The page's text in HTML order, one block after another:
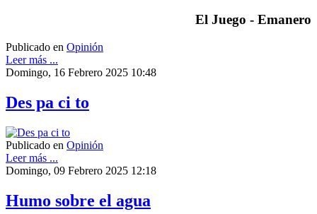
El Juego - Emanero
Publicado en Opinión
Leer más ...
Domingo, 16 Febrero 2025 10:48
Des pa ci to
Publicado en Opinión
Leer más ...
Domingo, 09 Febrero 2025 12:18
Humo sobre el agua